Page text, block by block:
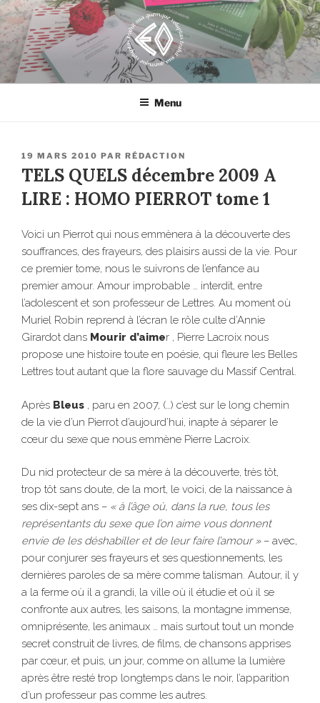
Aller
au
contenu
principal
EROSONYX
Tout livre n’est-il pas une bouteille jetée à la mer ?
Menu
PUBLIÉ
LE
19 MARS 2010 PAR RÉDACTION
TELS QUELS décembre 2009 A
LIRE : HOMO PIERROT tome 1
Voici un Pierrot qui nous emmènera à la découverte des
souffrances, des frayeurs, des plaisirs aussi de la vie. Pour
ce premier tome, nous le suivrons de l’enfance au
premier amour. Amour improbable … interdit, entre
l’adolescent et son professeur de Lettres. Au moment où
Muriel Robin reprend à l’écran le rôle culte d’Annie
Girardot dans Mourir d’aimer , Pierre Lacroix nous
propose une histoire toute en poésie, qui fleure les Belles
Lettres tout autant que la flore sauvage du Massif Central.
Après Bleus , paru en 2007, (…) c’est sur le long chemin
de la vie d’un Pierrot d’aujourd’hui, inapte à séparer le
cœur du sexe que nous emmène Pierre Lacroix.
Du nid protecteur de sa mère à la découverte, très tôt,
trop tôt sans doute, de la mort, le voici, de la naissance à
ses dix-sept ans – « à l’âge où, dans la rue, tous les
représentants du sexe que l’on aime vous donnent
envie de les déshabiller et de leur faire l’amour »– avec,
pour conjurer ses frayeurs et ses questionnements, les
dernières paroles de sa mère comme talisman. Autour, il y
a la ferme où il a grandi, la ville où il étudie et où il se
confronte aux autres, les saisons, la montagne immense,
omniprésente, les animaux … mais surtout tout un monde
secret construit de livres, de films, de chansons apprises
par cœur, et puis, un jour, comme on allume la lumière
après être resté trop longtemps dans le noir, l’apparition
d’un professeur pas comme les autres.